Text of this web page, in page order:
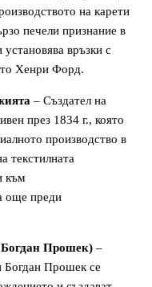
на карети
печели признание в
връзки с
Хенри Форд.
– Създател на
през 1834 г., която
производство в
текстилната
към
още преди
Прошек) –
Прошек се